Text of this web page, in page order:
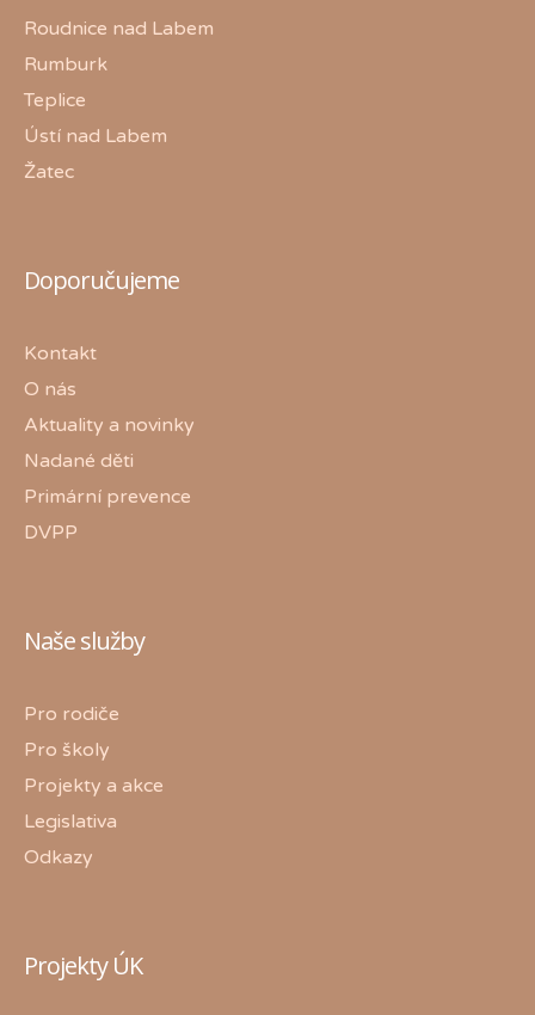
Roudnice nad Labem
Rumburk
Teplice
Ústí nad Labem
Žatec
Doporučujeme
Kontakt
O nás
Aktuality a novinky
Nadané děti
Primární prevence
DVPP
Naše služby
Pro rodiče
Pro školy
Projekty a akce
Legislativa
Odkazy
Projekty ÚK